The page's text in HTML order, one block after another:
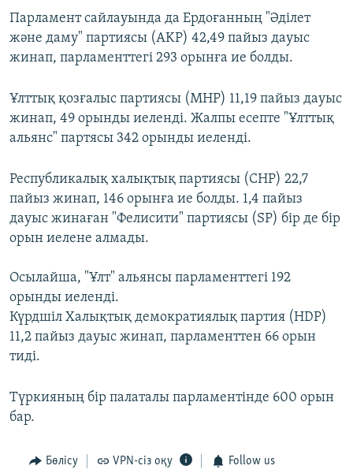
Парламент сайлауында да Ердоғанның "Әділет
және даму" партиясы (AKP) 42,49 пайыз дауыс
жинап, парламенттегі 293 орынға ие болды.
Ұлттық қозғалыс партиясы (MHP) 11,19 пайыз дауыс
жинап, 49 орынды иеленді. Жалпы есепте "Ұлттық
альянс" партясы 342 орынды иеленді.
Республикалық халықтық партиясы (CHP) 22,7
пайыз жинап, 146 орынға ие болды. 1,4 пайыз
дауыс жинаған "Фелисити" партиясы (SP) бір де бір
орын иелене алмады.
Осылайша, "Ұлт" альянсы парламенттегі 192
орынды иеленді.
Күрдшіл Халықтық демократиялық партия (HDP)
11,2 пайыз дауыс жинап, парламенттен 66 орын
тиді.
Түркияның бір палаталы парламентінде 600 орын
бар.
Бөлісу VPN-сіз оқу Follow us